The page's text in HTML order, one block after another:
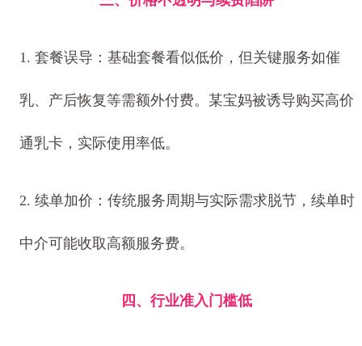
1. 套餐误导：基础套餐看似低价，但关键服务如催
乳、产后恢复等需额外付费。某宝妈被诱导购买高价
通乳卡，实际使用率低。
2. 续单加价：传统服务周期与实际需求脱节，续单时
中介可能收取高额服务费。
四、行业准入门槛低